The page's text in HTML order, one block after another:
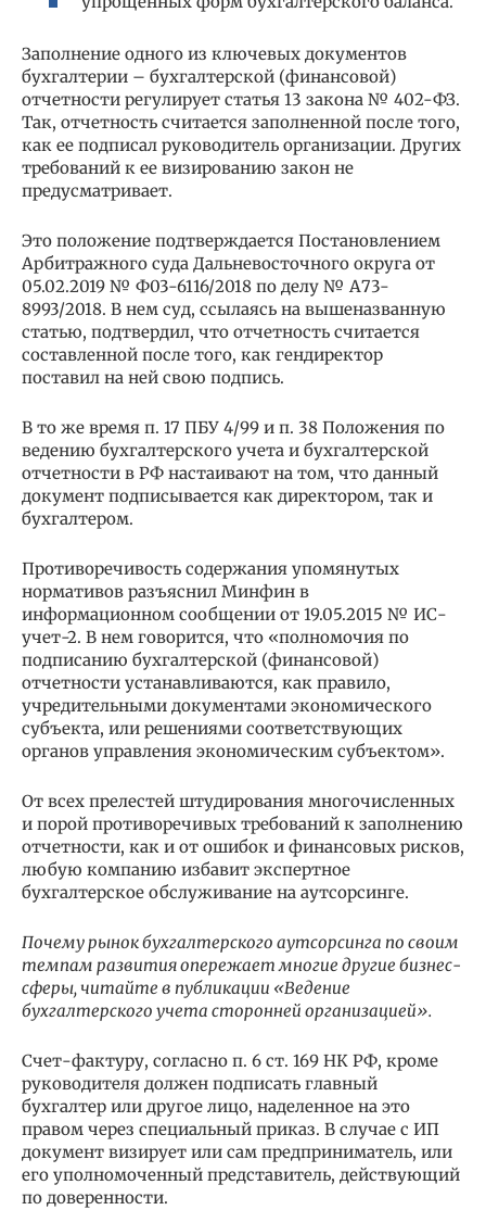
Заполнение одного из ключевых документов
бухгалтерии – бухгалтерской (финансовой)
отчетности регулирует статья 13 закона № 402-ФЗ.
Так, отчетность считается заполненной после того,
как ее подписал руководитель организации. Других
требований к ее визированию закон не
предусматривает.
Это положение подтверждается Постановлением
Арбитражного суда Дальневосточного округа от
05.02.2019 № Ф03-6116/2018 по делу № А73-
8993/2018. В нем суд, ссылаясь на вышеназванную
статью, подтвердил, что отчетность считается
составленной после того, как гендиректор
поставил на ней свою подпись.
В то же время п. 17 ПБУ 4/99 и п. 38 Положения по
ведению бухгалтерского учета и бухгалтерской
отчетности в РФ настаивают на том, что данный
документ подписывается как директором, так и
бухгалтером.
Противоречивость содержания упомянутых
нормативов разъяснил Минфин в
информационном сообщении от 19.05.2015 № ИС-
учет-2. В нем говорится, что «полномочия по
подписанию бухгалтерской (финансовой)
отчетности устанавливаются, как правило,
учредительными документами экономического
субъекта, или решениями соответствующих
органов управления экономическим субъектом».
От всех прелестей штудирования многочисленных
и порой противоречивых требований к заполнению
отчетности, как и от ошибок и финансовых рисков,
любую компанию избавит экспертное
бухгалтерское обслуживание на аутсорсинге.
Почему рынок бухгалтерского аутсорсинга по своим
темпам развития опережает многие другие бизнес-
сферы, читайте в публикации «Ведение
бухгалтерского учета сторонней организацией».
Счет-фактуру, согласно п. 6 ст. 169 НК РФ, кроме
руководителя должен подписать главный
бухгалтер или другое лицо, наделенное на это
правом через специальный приказ. В случае с ИП
документ визирует или сам предприниматель, или
его уполномоченный представитель, действующий
по доверенности.